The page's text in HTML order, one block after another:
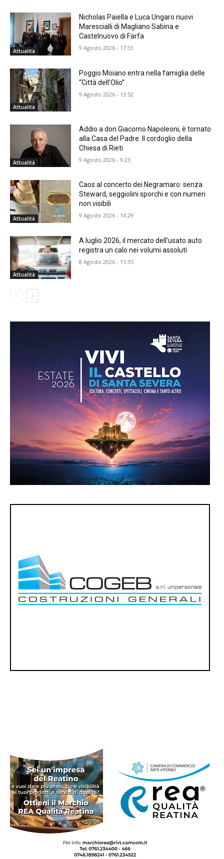
Attualità
Nicholas Paiella e Luca Ungaro nuovi
Marescialli di Magliano Sabina e
Castelnuovo di Farfa
9 Agosto 2026 - 17:33
Attualità
Poggio Moiano entra nella famiglia delle
“Città dell’Olio”
9 Agosto 2026 - 13:52
Attualità
Addio a don Giacomo Napoleoni, è tornato
alla Casa del Padre. Il cordoglio della
Chiesa di Rieti
9 Agosto 2026 - 9:23
Attualità
Caos al concerto dei Negramaro: senza
Steward, seggiolini sporchi e con numeri
non visibili
9 Agosto 2026 - 14:29
Attualità
A luglio 2026, il mercato dell’usato auto
registra un calo nei volumi assoluti
8 Agosto 2026 - 15:35